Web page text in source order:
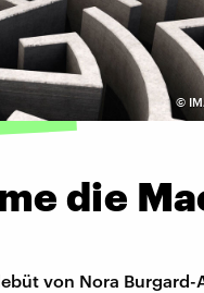
©
die
von Nora Burgard-